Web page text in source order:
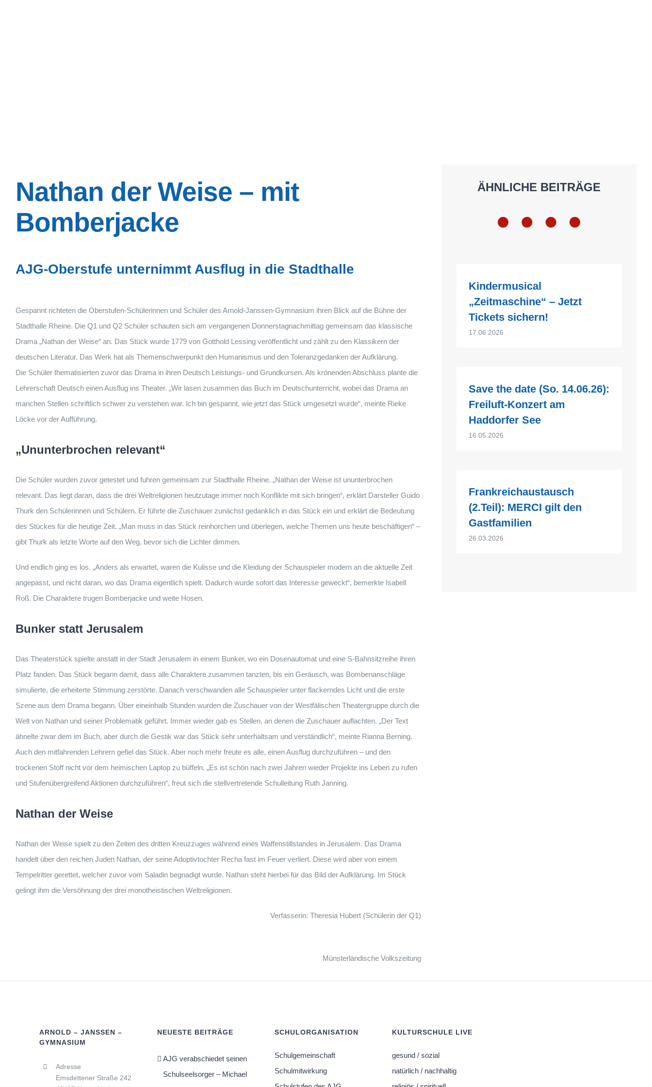
Nathan der Weise – mit
Bomberjacke
AJG-Oberstufe unternimmt Ausflug in die Stadthalle
Gespannt richteten die Oberstufen-Schülerinnen und Schüler des Arnold-Janssen-Gymnasium ihren Blick auf die Bühne der
Stadthalle Rheine. Die Q1 und Q2 Schüler schauten sich am vergangenen Donnerstagnachmittag gemeinsam das klassische
Drama „Nathan der Weise“ an. Das Stück wurde 1779 von Gotthold Lessing veröffentlicht und zählt zu den Klassikern der
deutschen Literatur. Das Werk hat als Themenschwerpunkt den Humanismus und den Toleranzgedanken der Aufklärung.
Die Schüler thematisierten zuvor das Drama in ihren Deutsch Leistungs- und Grundkursen. Als krönenden Abschluss plante die
Lehrerschaft Deutsch einen Ausflug ins Theater. „Wir lasen zusammen das Buch im Deutschunterricht, wobei das Drama an
manchen Stellen schriftlich schwer zu verstehen war. Ich bin gespannt, wie jetzt das Stück umgesetzt wurde“, meinte Rieke
Löcke vor der Aufführung.
„Ununterbrochen relevant“
Die Schüler wurden zuvor getestet und fuhren gemeinsam zur Stadthalle Rheine. „Nathan der Weise ist ununterbrochen
relevant. Das liegt daran, dass die drei Weltreligionen heutzutage immer noch Konflikte mit sich bringen“, erklärt Darsteller Guido
Thurk den Schülerinnen und Schülern. Er führte die Zuschauer zunächst gedanklich in das Stück ein und erklärt die Bedeutung
des Stückes für die heutige Zeit. „Man muss in das Stück reinhorchen und überlegen, welche Themen uns heute beschäftigen“ –
gibt Thurk als letzte Worte auf den Weg, bevor sich die Lichter dimmen.
Und endlich ging es los. „Anders als erwartet, waren die Kulisse und die Kleidung der Schauspieler modern an die aktuelle Zeit
angepasst, und nicht daran, wo das Drama eigentlich spielt. Dadurch wurde sofort das Interesse geweckt“, bemerkte Isabell
Roß. Die Charaktere trugen Bomberjacke und weite Hosen.
Bunker statt Jerusalem
Das Theaterstück spielte anstatt in der Stadt Jerusalem in einem Bunker, wo ein Dosenautomat und eine S-Bahnsitzreihe ihren
Platz fanden. Das Stück begann damit, dass alle Charaktere zusammen tanzten, bis ein Geräusch, was Bombenanschläge
simulierte, die erheiterte Stimmung zerstörte. Danach verschwanden alle Schauspieler unter flackerndes Licht und die erste
Szene aus dem Drama begann. Über eineinhalb Stunden wurden die Zuschauer von der Westfälischen Theatergruppe durch die
Welt von Nathan und seiner Problematik geführt. Immer wieder gab es Stellen, an denen die Zuschauer auflachten. „Der Text
ähnelte zwar dem im Buch, aber durch die Gestik war das Stück sehr unterhaltsam und verständlich“, meinte Rianna Berning.
Auch den mitfahrenden Lehrern gefiel das Stück. Aber noch mehr freute es alle, einen Ausflug durchzuführen – und den
trockenen Stoff nicht vor dem heimischen Laptop zu büffeln. „Es ist schön nach zwei Jahren wieder Projekte ins Leben zu rufen
und Stufenübergreifend Aktionen durchzuführen“, freut sich die stellvertretende Schulleitung Ruth Janning.
Nathan der Weise
Nathan der Weise spielt zu den Zeiten des dritten Kreuzzuges während eines Waffenstillstandes in Jerusalem. Das Drama
handelt über den reichen Juden Nathan, der seine Adoptivtochter Recha fast im Feuer verliert. Diese wird aber von einem
Tempelritter gerettet, welcher zuvor vom Saladin begnadigt wurde. Nathan steht hierbei für das Bild der Aufklärung. Im Stück
gelingt ihm die Versöhnung der drei monotheistischen Weltreligionen.
Verfasserin: Theresia Hubert (Schülerin der Q1)
Münsterländische Volkszeitung
ÄHNLICHE BEITRÄGE
Kindermusical
„Zeitmaschine“ – Jetzt
Tickets sichern!
17.06.2026
Save the date (So. 14.06.26):
Freiluft-Konzert am
Haddorfer See
16.05.2026
Frankreichaustausch
(2.Teil): MERCI gilt den
Gastfamilien
26.03.2026
ARNOLD – JANSSEN –
GYMNASIUM
Adresse
Emsdettener Straße 242
NEUESTE BEITRÄGE
AJG verabschiedet seinen
Schulseelsorger – Michael
SCHULORGANISATION
Schulgemeinschaft
Schulmitwirkung
KULTURSCHULE LIVE
gesund / sozial
natürlich / nachhaltig